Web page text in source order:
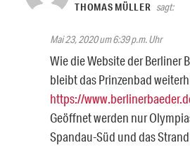
THOMAS MÜLLER sagt:
Mai 23, 2020 um 6:39 p.m. Uhr
Wie die Website der Berliner
bleibt das Prinzenbad
https://
Geöffnet werden nur
Spandau-Süd und das